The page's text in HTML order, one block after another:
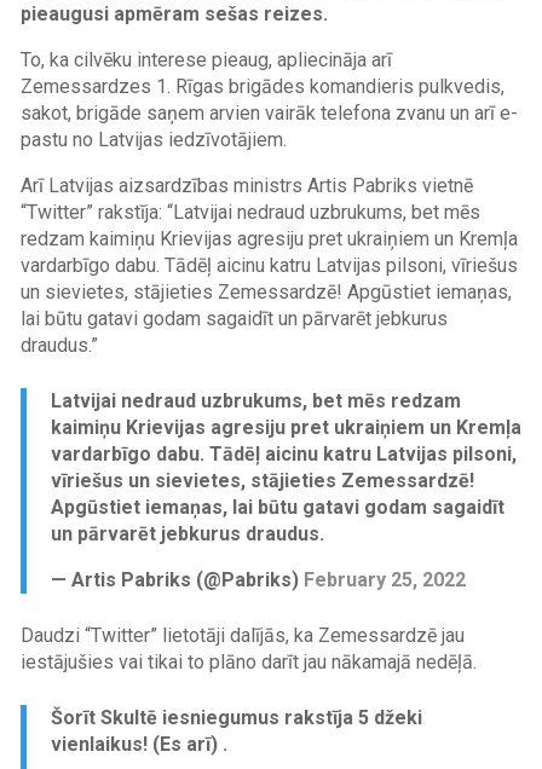
pieaugusi apmēram sešas reizes.
To, ka cilvēku interese pieaug, apliecināja arī
Zemessardzes 1. Rīgas brigādes komandieris pulkvedis,
sakot, brigāde saņem arvien vairāk telefona zvanu un arī e-
pastu no Latvijas iedzīvotājiem.
Arī Latvijas aizsardzības ministrs Artis Pabriks vietnē
“Twitter” rakstīja: “Latvijai nedraud uzbrukums, bet mēs
redzam kaimiņu Krievijas agresiju pret ukraiņiem un Kremļa
vardarbīgo dabu. Tādēļ aicinu katru Latvijas pilsoni, vīriešus
un sievietes, stājieties Zemessardzē! Apgūstiet iemaņas,
lai būtu gatavi godam sagaidīt un pārvarēt jebkurus
draudus.”
Latvijai nedraud uzbrukums, bet mēs redzam
kaimiņu Krievijas agresiju pret ukraiņiem un Kremļa
vardarbīgo dabu. Tādēļ aicinu katru Latvijas pilsoni,
vīriešus un sievietes, stājieties Zemessardzē!
Apgūstiet iemaņas, lai būtu gatavi godam sagaidīt
un pārvarēt jebkurus draudus.
— Artis Pabriks (@Pabriks) February 25, 2022
Daudzi “Twitter” lietotāji dalījās, ka Zemessardzē jau
iestājušies vai tikai to plāno darīt jau nākamajā nedēļā.
Šorīt Skultē iesniegumus rakstīja 5 džeki
vienlaikus! (Es arī) .